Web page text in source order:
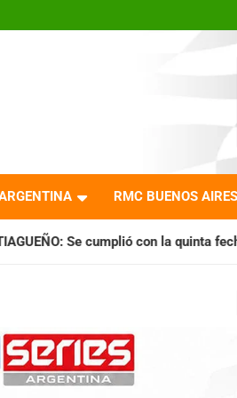
del
RMC BUENOS AIRES
la quinta fecha en Santiago